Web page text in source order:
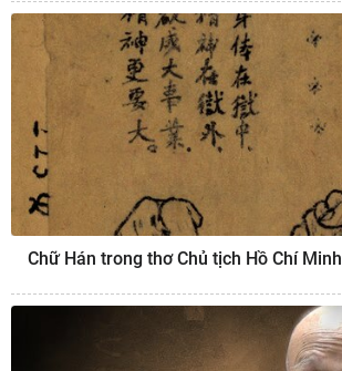
Chữ Hán trong thơ Chủ tịch Hồ Chí Minh